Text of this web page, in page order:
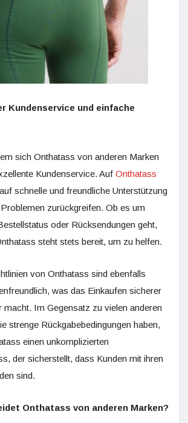
Kundenservice und einfache
sich Onthatass von anderen Marken
Kundenservice. Auf Onthatass
schnelle und freundliche Unterstützung
zurückgreifen. Ob es um
oder Rücksendungen geht,
steht stets bereit, um zu helfen.
von Onthatass sind ebenfalls
was das Einkaufen sicherer
macht. Im Gegensatz zu vielen anderen
strenge Rückgabebedingungen haben,
einen unkomplizierten
der sicherstellt, dass Kunden mit ihren
sind.
Onthatass von anderen Marken?